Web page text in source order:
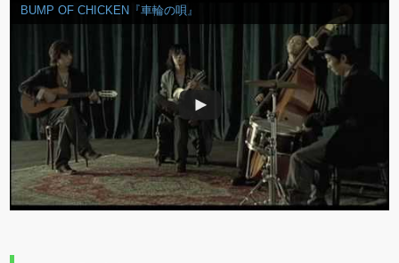
BUMP OF CHICKEN『車輪の唄』